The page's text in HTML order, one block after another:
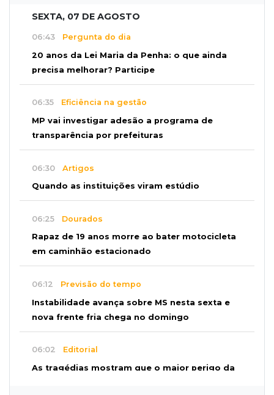
SEXTA, 07 DE AGOSTO
06:43 Pergunta do dia
20 anos da Lei Maria da Penha: o que ainda
precisa melhorar? Participe
06:35 Eficiência na gestão
MP vai investigar adesão a programa de
transparência por prefeituras
06:30 Artigos
Quando as instituições viram estúdio
06:25 Dourados
Rapaz de 19 anos morre ao bater motocicleta
em caminhão estacionado
06:12 Previsão do tempo
Instabilidade avança sobre MS nesta sexta e
nova frente fria chega no domingo
06:02 Editorial
As tragédias mostram que o maior perigo da